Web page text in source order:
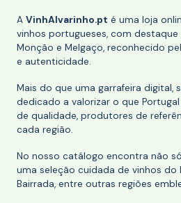
A VinhAlvarinho.pt é uma loja
vinhos portugueses, com destaque
Monção e Melgaço, reconhecido
e autenticidade.
Mais do que uma garrafeira digital,
dedicado a valorizar o que
de qualidade, produtores de
cada região.
No nosso catálogo encontra não
uma seleção cuidada de vinhos do
Bairrada, entre outras regiões